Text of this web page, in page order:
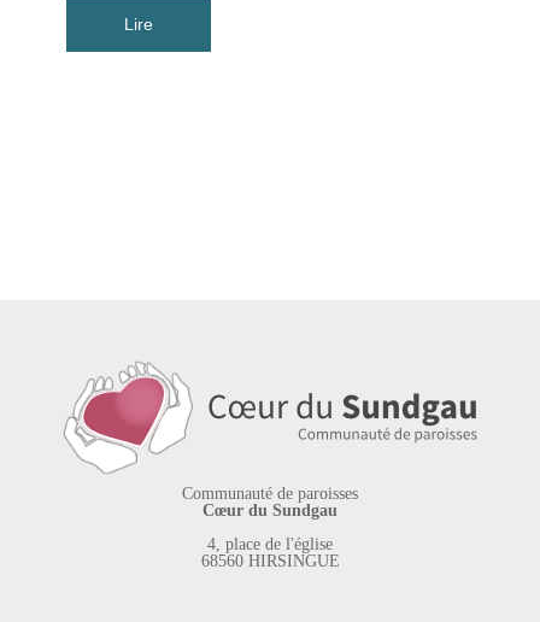
Communauté de paroisses
Cœur du Sundgau
4, place de l'église
68560 HIRSINGUE